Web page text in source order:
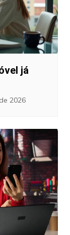
já
2026